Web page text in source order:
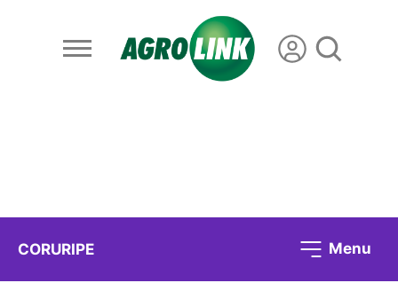
CORURIPE Menu